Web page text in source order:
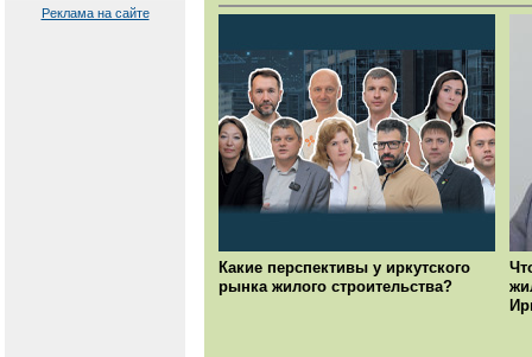
Реклама на сайте
Какие перспективы у иркутского
рынка жилого строительства?